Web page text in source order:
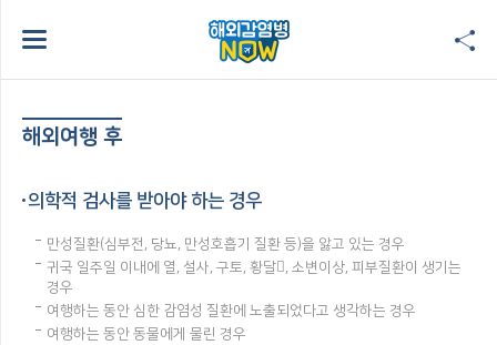
해외여행 후
의학적 검사를 받아야 하는 경우
만성질환(심부전, 당뇨, 만성호흡기 질환 등)을 앓고 있는 경우
귀국 일주일 이내에 열, 설사, 구토, 황달, 소변이상, 피부질환이 생기는
경우
여행하는 동안 심한 감염성 질환에 노출되었다고 생각하는 경우
여행하는 동안 동물에게 물린 경우